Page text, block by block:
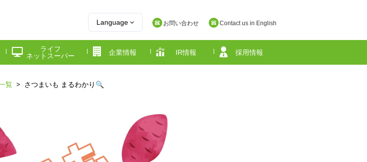
Language お問い合わせ Contact us in English
京都府
ライフ
ネットスーパー
企業情報 IR情報 採用情報
覧 さつまいも まるわかり🔍